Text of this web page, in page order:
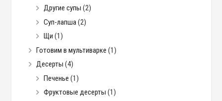
Другие супы (2)
Суп-лапша(2)
Щи (1)
Готовим в мультиварке (1)
Десерты (4)
Печенье (1)
Фруктовые десерты (1)